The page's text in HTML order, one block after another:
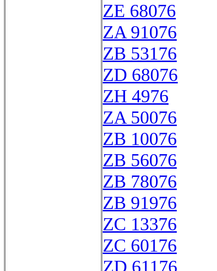
ZE 68076
ZA 91076
ZB 53176
ZD 68076
ZH 4976
ZA 50076
ZB 10076
ZB 56076
ZB 78076
ZB 91976
ZC 13376
ZC 60176
ZD 61176